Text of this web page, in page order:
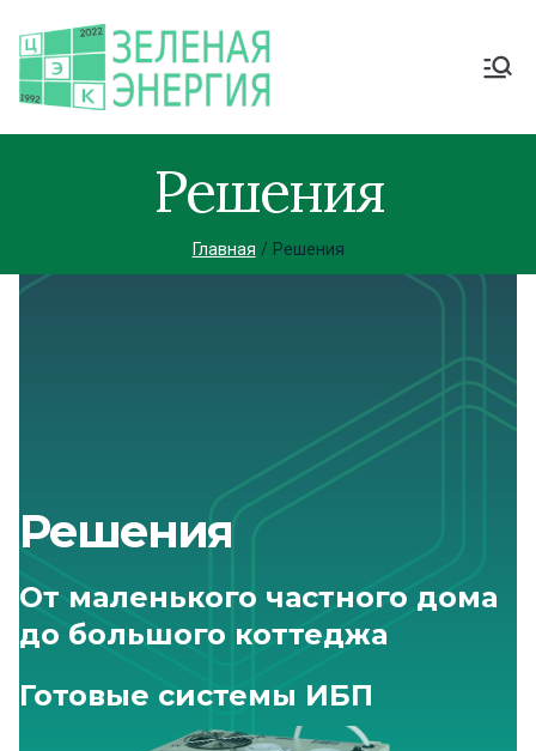
Решения
Главная Решения
Решения
От маленького частного дома
до большого коттеджа
Готовые системы ИБП